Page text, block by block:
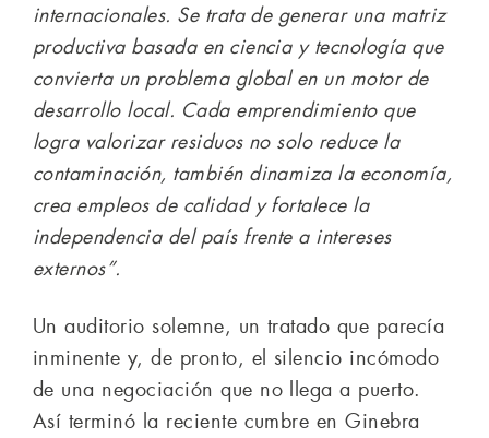
internacionales. Se trata de generar una matriz
productiva basada en ciencia y tecnología que
convierta un problema global en un motor de
desarrollo local. Cada emprendimiento que
logra valorizar residuos no solo reduce la
contaminación, también dinamiza la economía,
crea empleos de calidad y fortalece la
independencia del país frente a intereses
externos”.
Un auditorio solemne, un tratado que parecía
inminente y, de pronto, el silencio incómodo
de una negociación que no llega a puerto.
Así terminó la reciente cumbre en Ginebra